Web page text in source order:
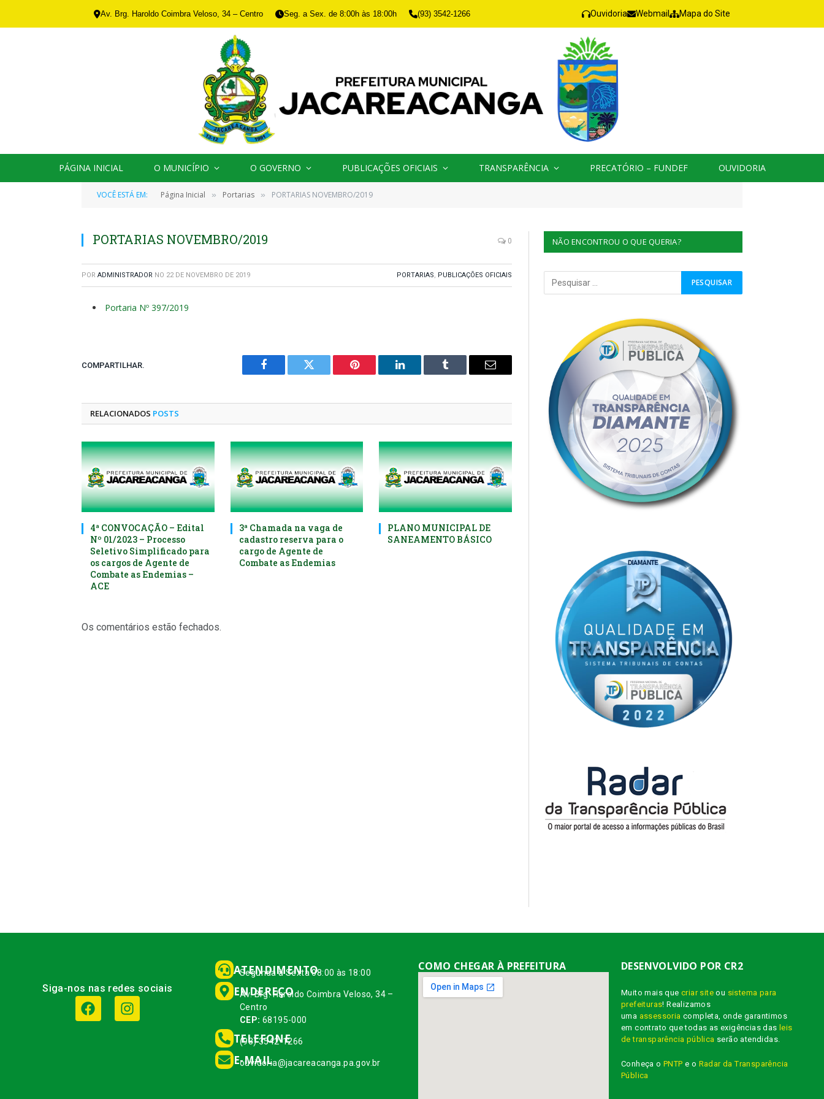
Av. Brg. Haroldo Coimbra Veloso, 34 – Centro Seg. a Sex. de 8:00h às 18:00h (93) 3542-1266 Ouvidoria Webmail Mapa do Site
PÁGINA INICIAL O MUNICÍPIO O GOVERNO PUBLICAÇÕES OFICIAIS TRANSPARÊNCIA PRECATÓRIO – FUNDEF OUVIDORIA
VOCÊ ESTÁ EM: Página Inicial » Portarias » PORTARIAS NOVEMBRO/2019
PORTARIAS NOVEMBRO/2019 0
POR ADMINISTRADOR NO 22 DE NOVEMBRO DE 2019 PORTARIAS, PUBLICAÇÕES OFICIAIS
Portaria Nº 397/2019
COMPARTILHAR.
Facebook Twitter Pinterest
O
Tumblr
E-
RELACIONADOS POSTS
4ª CONVOCAÇÃO – Edital
Nº 01/2023 – Processo
Seletivo Simplificado para
os cargos de Agente de
Combate as Endemias –
ACE
3ª Chamada na vaga de
cadastro reserva para o
cargo de Agente de
Combate as Endemias
PLANO MUNICIPAL DE
SANEAMENTO BÁSICO
Os comentários estão fechados.
NÃO ENCONTROU O QUE QUERIA?
Siga-nos nas redes sociais
ATENDIMENTO
Segunda à Sexta 08:00 às 18:00
ENDEREÇO
Av. Brg. Haroldo Coimbra Veloso, 34 –
Centro
CEP: 68195-000
TELEFONE
(93) 3542-1266
E-MAIL
ouvidoria@jacareacanga.pa.gov.br
COMO CHEGAR À PREFEITURA DESENVOLVIDO POR CR2
Muito mais quecriar site ou sistema para
prefeituras! Realizamos
uma assessoria completa, onde garantimos
em contrato que todas as exigências das leis
de transparência pública serão atendidas.
Conheça oPNTP e o Radar da Transparência
Pública